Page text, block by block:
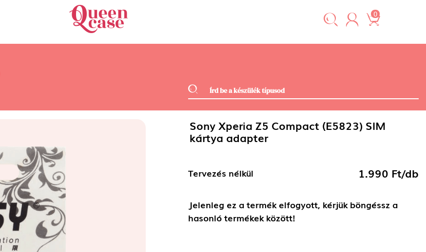
0
Sony Xperia Z5 Compact (E5823) SIM
kártya adapter
Tervezés nélkül 1.990 Ft/db
Jelenleg ez a termék elfogyott, kérjük böngéssz a
hasonló termékek között!